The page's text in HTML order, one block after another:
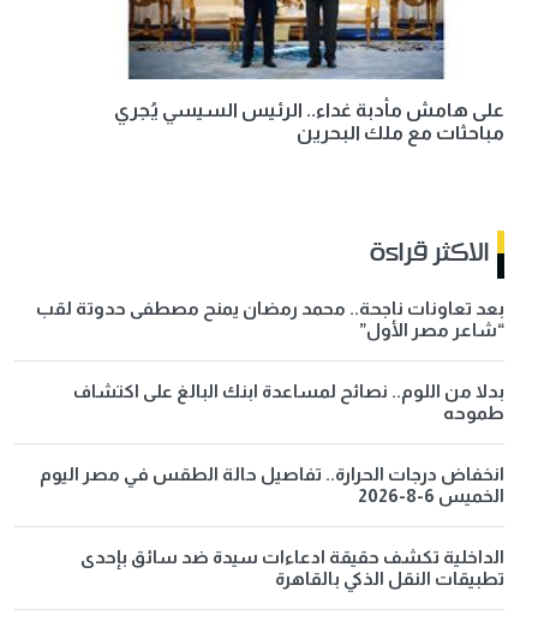
على هامش مأدبة غداء.. الرئيس السيسي يُجري
مباحثات مع ملك البحرين
الاكثر قراءة
بعد تعاونات ناجحة.. محمد رمضان يمنح مصطفى حدوتة لقب
“شاعر مصر الأول”
بدلا من اللوم.. نصائح لمساعدة ابنك البالغ على اكتشاف
طموحه
انخفاض درجات الحرارة.. تفاصيل حالة الطقس في مصر اليوم
الخميس 6-8-2026
الداخلية تكشف حقيقة ادعاءات سيدة ضد سائق بإحدى
تطبيقات النقل الذكي بالقاهرة